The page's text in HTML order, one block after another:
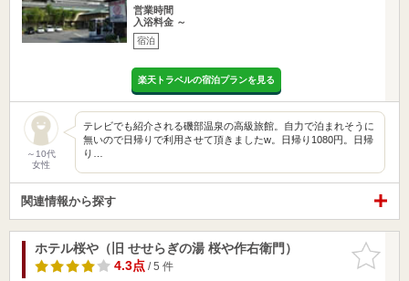
営業時間
入浴料金 ～
宿泊
楽天トラベルの宿泊プランを見る
～10代
女性
テレビでも紹介される磯部温泉の高級旅館。自力で泊まれそうに
無いので日帰りで利用させて頂きましたw。日帰り1080円。日帰
り…
関連情報から探す
お気に入
りに追加
ホテル桜や（旧 せせらぎの湯 桜や作右衛門）
4.3点/ 5 件